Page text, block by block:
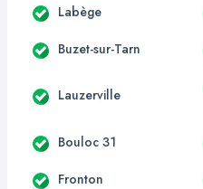
Labège
Buzet-sur-Tarn
Lauzerville
Bouloc 31
Fronton